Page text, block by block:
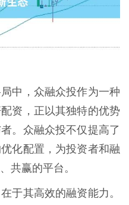
中，众融众投作为一种
资，正以其独特的优势
。众融众投不仅提高了
化配置，为投资者和融
共赢的平台。
于其高效的融资能力。